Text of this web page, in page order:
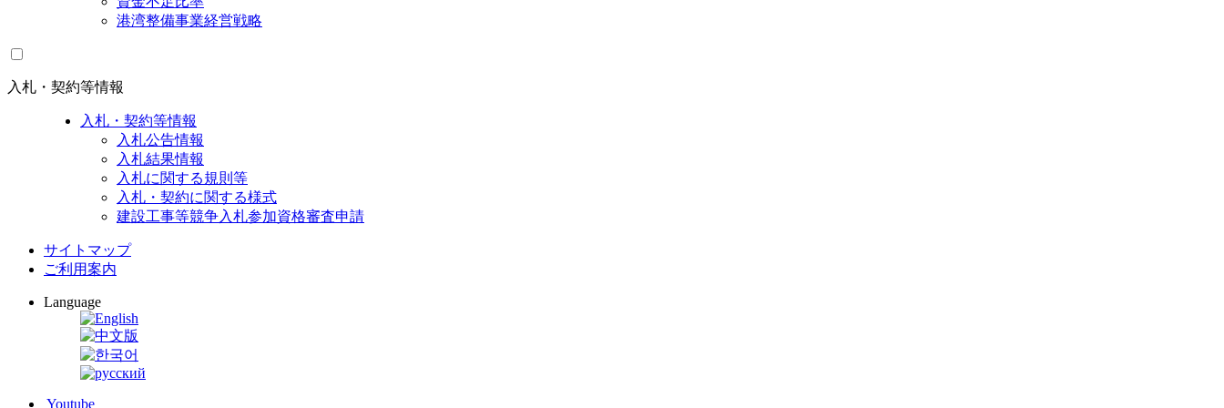
港湾整備事業経営戦略
入札・契約等情報
入札・契約等情報
入札公告情報
入札結果情報
入札に関する規則等
入札・契約に関する様式
建設工事等競争入札参加資格審査申請
サイトマップ
ご利用案内
Language
Youtube